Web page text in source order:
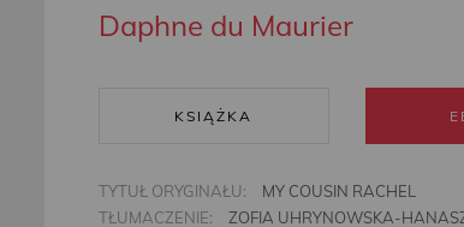
Daphne du Maurier
KSIĄŻKA
TYTUŁ ORYGINAŁU:
MY COUSIN RACHEL
TŁUMACZENIE:
ZOFIA UHRYNOWSKA-